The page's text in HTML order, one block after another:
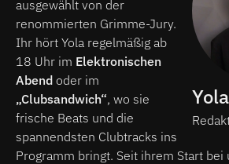
ausgewählt von der
renommierten Grimme-Jury.
Ihr hört Yola regelmäßig ab
18 Uhr im Elektronischen
Abend oder im
„Clubsandwich“, wo sie
frische Beats und die
spannendsten Clubtracks ins
Programm bringt. Seit ihrem Start bei